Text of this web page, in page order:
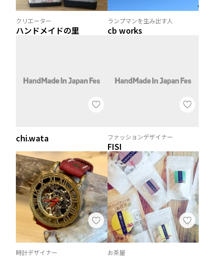
クリエーター
ハンドメイドの里
ランプマンを生み出す人
cb works
chi.wata ファッションデザイナー
FISI
時計デザイナー お茶屋